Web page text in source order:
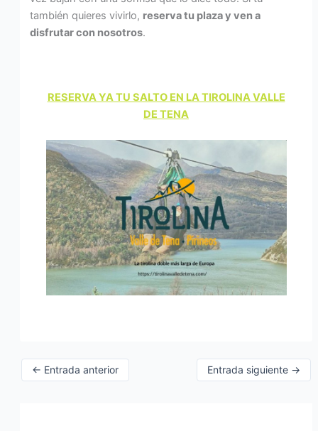
también quieres vivirlo, reserva tu plaza y ven a
disfrutar con nosotros.
RESERVA YA TU SALTO EN LA TIROLINA VALLE
DE TENA
← Entrada anterior Entrada siguiente →